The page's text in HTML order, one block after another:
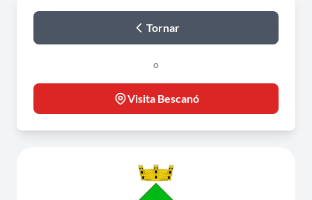
Tornar
o
Visita Bescanó